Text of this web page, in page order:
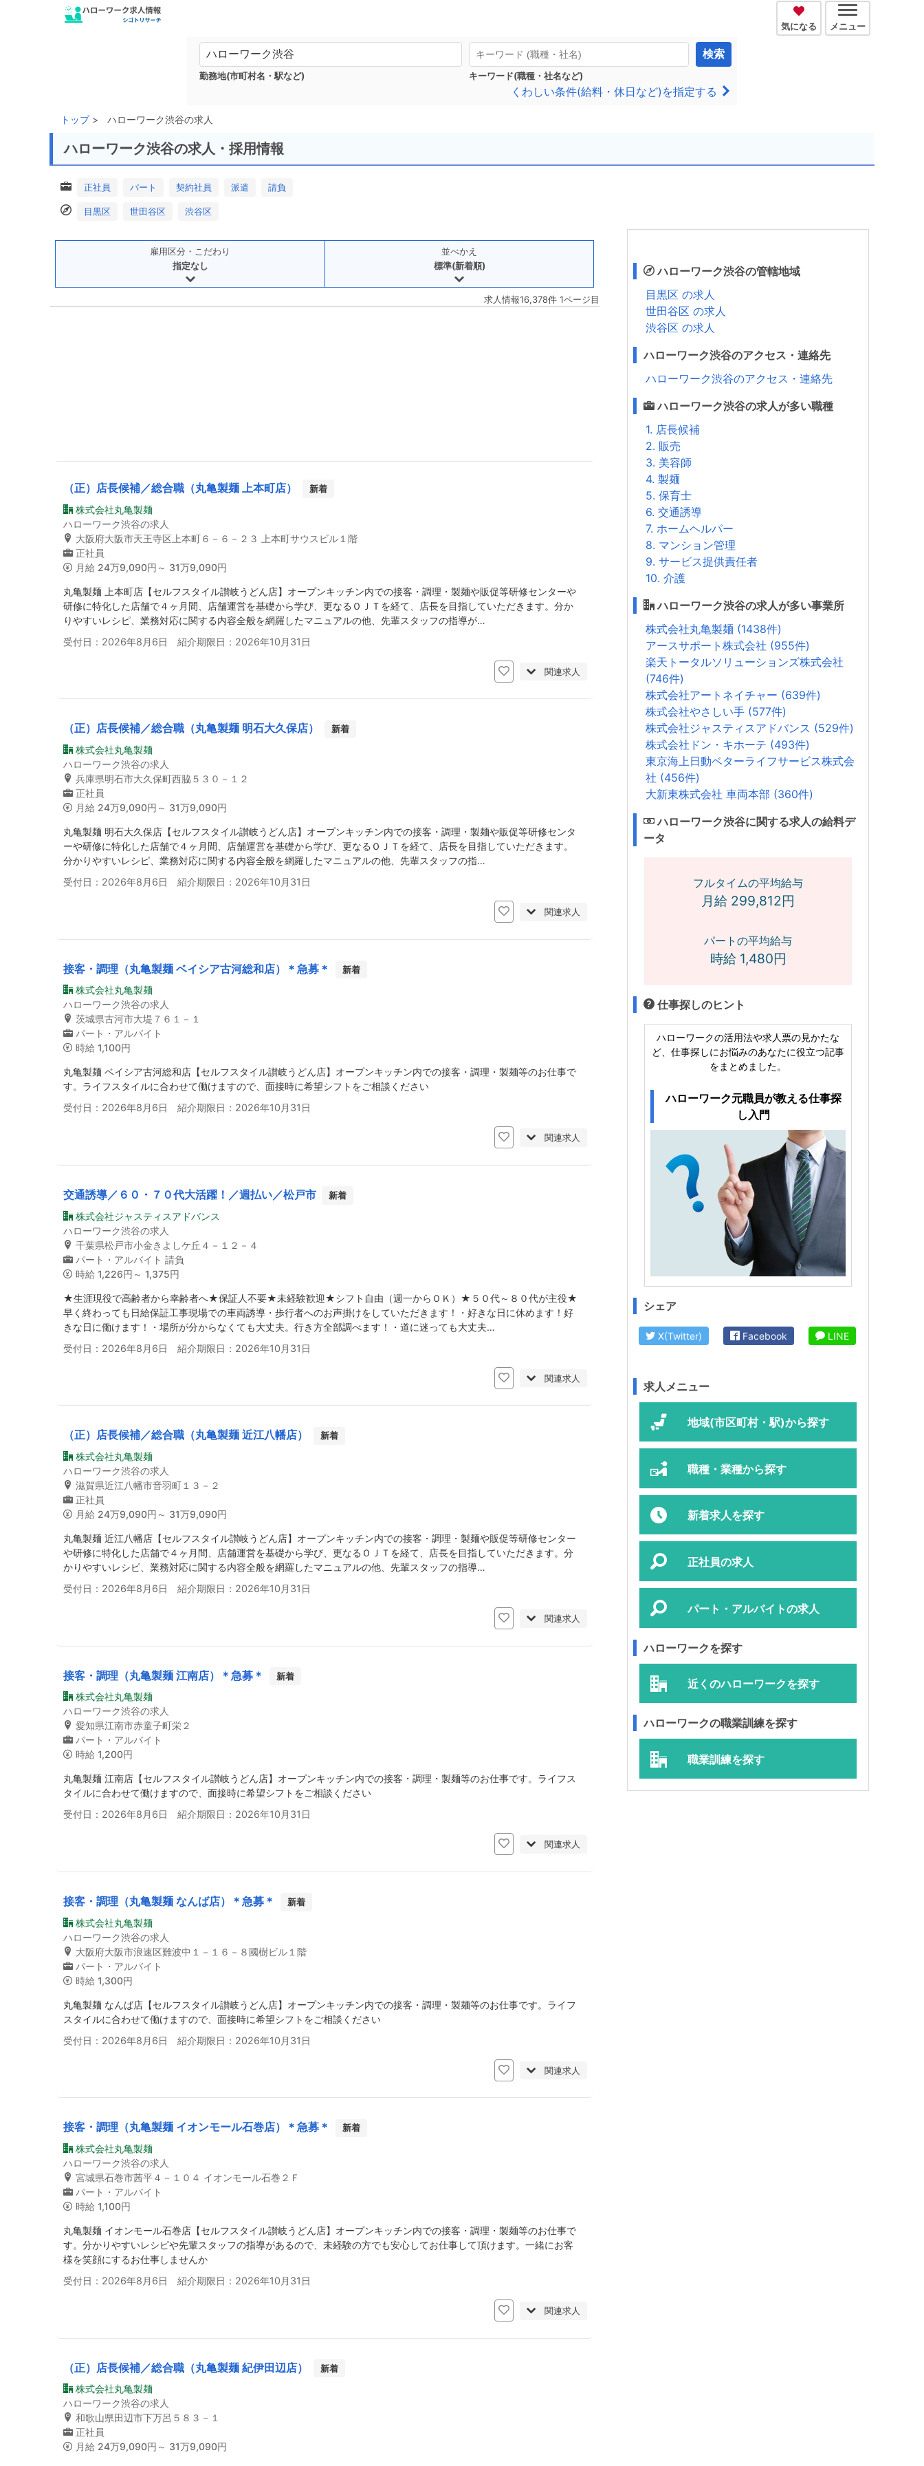
気になる メニュー
勤務地(市町村名・駅など) キーワード(職種・社名など)
検索
くわしい条件(給料・休日など)を指定する
トップ ハローワーク渋谷の求人
ハローワーク渋谷の求人・採用情報
正社員 パート 契約社員 派遣 請負
目黒区 世田谷区 渋谷区
雇用区分・こだわり
指定なし
並べかえ
標準(新着順)
求人情報16,378件 1ページ目
（正）店長候補／総合職（丸亀製麺 上本町店） 新着
株式会社丸亀製麺
ハローワーク渋谷の求人
大阪府大阪市天王寺区上本町６－６－２３ 上本町サウスビル１階
正社員
月給 24万9,090円～ 31万9,090円
丸亀製麺 上本町店【セルフスタイル讃岐うどん店】オープンキッチン内での接客・調理・製麺や販促等研修センターや
研修に特化した店舗で４ヶ月間、店舗運営を基礎から学び、更なるＯＪＴを経て、店長を目指していただきます。分か
りやすいレシピ、業務対応に関する内容全般を網羅したマニュアルの他、先輩スタッフの指導が…
受付日：2026年8月6日 紹介期限日：2026年10月31日
関連求人
（正）店長候補／総合職（丸亀製麺 明石大久保店） 新着
株式会社丸亀製麺
ハローワーク渋谷の求人
兵庫県明石市大久保町西脇５３０－１２
正社員
月給 24万9,090円～ 31万9,090円
丸亀製麺 明石大久保店【セルフスタイル讃岐うどん店】オープンキッチン内での接客・調理・製麺や販促等研修センタ
ーや研修に特化した店舗で４ヶ月間、店舗運営を基礎から学び、更なるＯＪＴを経て、店長を目指していただきます。
分かりやすいレシピ、業務対応に関する内容全般を網羅したマニュアルの他、先輩スタッフの指…
受付日：2026年8月6日 紹介期限日：2026年10月31日
関連求人
接客・調理（丸亀製麺 ベイシア古河総和店）＊急募＊ 新着
株式会社丸亀製麺
ハローワーク渋谷の求人
茨城県古河市大堤７６１－１
パート・アルバイト
時給 1,100円
丸亀製麺 ベイシア古河総和店【セルフスタイル讃岐うどん店】オープンキッチン内での接客・調理・製麺等のお仕事で
す。ライフスタイルに合わせて働けますので、面接時に希望シフトをご相談ください
受付日：2026年8月6日 紹介期限日：2026年10月31日
関連求人
交通誘導／６０・７０代大活躍！／週払い／松戸市 新着
株式会社ジャスティスアドバンス
ハローワーク渋谷の求人
千葉県松戸市小金きよしケ丘４－１２－４
パート・アルバイト 請負
時給 1,226円～ 1,375円
★生涯現役で高齢者から幸齢者へ★保証人不要★未経験歓迎★シフト自由（週一からＯＫ）★５０代～８０代が主役★
早く終わっても日給保証工事現場での車両誘導・歩行者へのお声掛けをしていただきます！・好きな日に休めます！好
きな日に働けます！・場所が分からなくても大丈夫。行き方全部調べます！・道に迷っても大丈夫…
受付日：2026年8月6日 紹介期限日：2026年10月31日
関連求人
（正）店長候補／総合職（丸亀製麺 近江八幡店） 新着
株式会社丸亀製麺
ハローワーク渋谷の求人
滋賀県近江八幡市音羽町１３－２
正社員
月給 24万9,090円～ 31万9,090円
丸亀製麺 近江八幡店【セルフスタイル讃岐うどん店】オープンキッチン内での接客・調理・製麺や販促等研修センター
や研修に特化した店舗で４ヶ月間、店舗運営を基礎から学び、更なるＯＪＴを経て、店長を目指していただきます。分
かりやすいレシピ、業務対応に関する内容全般を網羅したマニュアルの他、先輩スタッフの指導…
受付日：2026年8月6日 紹介期限日：2026年10月31日
関連求人
接客・調理（丸亀製麺 江南店）＊急募＊ 新着
株式会社丸亀製麺
ハローワーク渋谷の求人
愛知県江南市赤童子町栄２
パート・アルバイト
時給 1,200円
丸亀製麺 江南店【セルフスタイル讃岐うどん店】オープンキッチン内での接客・調理・製麺等のお仕事です。ライフス
タイルに合わせて働けますので、面接時に希望シフトをご相談ください
受付日：2026年8月6日 紹介期限日：2026年10月31日
関連求人
接客・調理（丸亀製麺 なんば店）＊急募＊ 新着
株式会社丸亀製麺
ハローワーク渋谷の求人
大阪府大阪市浪速区難波中１－１６－８國樹ビル１階
パート・アルバイト
時給 1,300円
丸亀製麺 なんば店【セルフスタイル讃岐うどん店】オープンキッチン内での接客・調理・製麺等のお仕事です。ライフ
スタイルに合わせて働けますので、面接時に希望シフトをご相談ください
受付日：2026年8月6日 紹介期限日：2026年10月31日
関連求人
接客・調理（丸亀製麺 イオンモール石巻店）＊急募＊ 新着
株式会社丸亀製麺
ハローワーク渋谷の求人
宮城県石巻市茜平４－１０４ イオンモール石巻２Ｆ
パート・アルバイト
時給 1,100円
丸亀製麺 イオンモール石巻店【セルフスタイル讃岐うどん店】オープンキッチン内での接客・調理・製麺等のお仕事で
す。分かりやすいレシピや先輩スタッフの指導があるので、未経験の方でも安心してお仕事して頂けます。一緒にお客
様を笑顔にするお仕事しませんか
受付日：2026年8月6日 紹介期限日：2026年10月31日
関連求人
（正）店長候補／総合職（丸亀製麺 紀伊田辺店） 新着
株式会社丸亀製麺
ハローワーク渋谷の求人
和歌山県田辺市下万呂５８３－１
正社員
月給 24万9,090円～ 31万9,090円
ハローワーク渋谷の管轄地域
目黒区 の求人
世田谷区 の求人
渋谷区 の求人
ハローワーク渋谷のアクセス・連絡先
ハローワーク渋谷のアクセス・連絡先
ハローワーク渋谷の求人が多い職種
1. 店長候補
2. 販売
3. 美容師
4. 製麺
5. 保育士
6. 交通誘導
7. ホームヘルパー
8. マンション管理
9. サービス提供責任者
10. 介護
ハローワーク渋谷の求人が多い事業所
株式会社丸亀製麺 (1438件)
アースサポート株式会社 (955件)
楽天トータルソリューションズ株式会社
(746件)
株式会社アートネイチャー (639件)
株式会社やさしい手 (577件)
株式会社ジャスティスアドバンス (529件)
株式会社ドン・キホーテ (493件)
東京海上日動ベターライフサービス株式会
社 (456件)
大新東株式会社 車両本部 (360件)
ハローワーク渋谷に関する求人の給料デ
ータ
フルタイムの平均給与
月給 299,812円
パートの平均給与
時給 1,480円
仕事探しのヒント
ハローワークの活用法や求人票の見かたな
ど、仕事探しにお悩みのあなたに役立つ記事
をまとめました。
ハローワーク元職員が教える仕事探
し入門
シェア
X(Twitter) Facebook LINE
求人メニュー
地域(市区町村・駅)から探す
職種・業種から探す
新着求人を探す
正社員の求人
パート・アルバイトの求人
ハローワークを探す
近くのハローワークを探す
ハローワークの職業訓練を探す
職業訓練を探す